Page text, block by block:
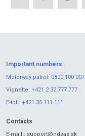
Important numbers
Motorway patrol: 0800 100 007
Vignette: +421 2 32 777 777
E-toll: +421 35 111 111
Contacts
E-mail.: support@ndsas.sk